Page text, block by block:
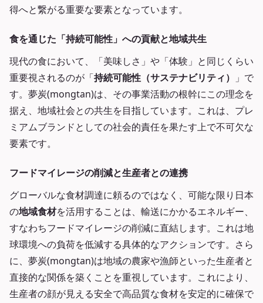
得へと繋がる重要な要素となっています。
食を通じた「持続可能性」への貢献と地域共生
現代の食において、「美味しさ」や「体験」と同じくらい
重要視されるのが「持続可能性（サステナビリティ）
」で
す。夢炭(mongtan)は、その事業活動の根幹にこの理念を
据え、地域社会との共生を目指しています。これは、プレ
ミアムブランドとしての社会的責任を果たす上で不可欠な
要素です。
フードマイレージの削減と生産者との連携
グローバルな食材調達に頼るのではなく、可能な限り日本
の地域食材を活用することは、輸送にかかるエネルギー、
すなわちフードマイレージの削減に直結します。これは地
球環境への負荷を低減する具体的なアクションです。さら
に、夢炭(mongtan)は地域の農家や漁師といった生産者と
直接的な関係を築くことを重視しています。これにより、
生産者の顔が見える安全で高品質な食材を安定的に確保で